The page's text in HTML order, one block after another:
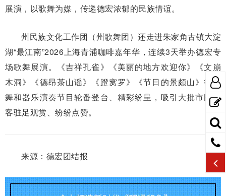
展演，以歌舞为媒，传递德宏浓郁的民族情谊。
州民族文化工作团（州歌舞团）还走进朱家角古镇大淀
湖“最江南”2026上海青浦咖啡嘉年华，连续3天举办德宏专
场歌舞展演。《吉祥孔雀》《美丽的地方欢迎你》《文崩
木洞》《德昂茶山谣》《蹬窝罗》《节日的景颇山》等歌
舞和器乐演奏节目轮番登台、精彩纷呈，吸引大批市民游
客驻足观赏、纷纷点赞。
来源：德宏团结报